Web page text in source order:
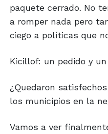
paquete cerrado. No
a romper nada pero
ciego a políticas que
Kicillof: un pedido y
¿Quedaron
los municipios en la
Vamos a ver